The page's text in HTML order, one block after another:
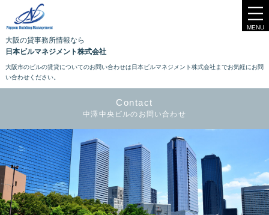
MENU
大阪の貸事務所情報なら
日本ビルマネジメント株式会社
大阪市のビルの賃貸についてのお問い合わせは日本ビルマネジメント株式会社までお気軽にお問
い合わせください。
Contact
中澤中央ビルのお問い合わせ